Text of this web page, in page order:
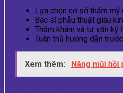
Lựa chọn cơ sở thẩm mỹ
Bác sĩ phẫu thuật giàu
Thăm khám và tư vấn kỹ
Tuân thủ hướng dẫn
Xem thêm: Nâng mũi hồi